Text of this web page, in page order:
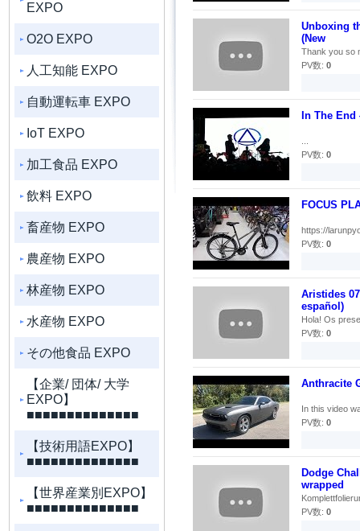
EXPO
O2O EXPO
人工知能 EXPO
自動運転車 EXPO
IoT EXPO
加工食品 EXPO
飲料 EXPO
畜産物 EXPO
農産物 EXPO
林産物 EXPO
水産物 EXPO
その他食品 EXPO
【企業/ 団体/ 大学
EXPO】
■■■■■■■■■■■■■■
【技術用語EXPO】
■■■■■■■■■■■■■■
【世界産業別EXPO】
■■■■■■■■■■■■■■
Unboxing
(New
Thank you so
PV数: 0
In The
PV数: 0
FOCUS
https://
PV数: 0
Aristides
español)
Hola! Os
PV数: 0
Anthracite
In this video
PV数: 0
Dodge
wrapped
PV数: 0